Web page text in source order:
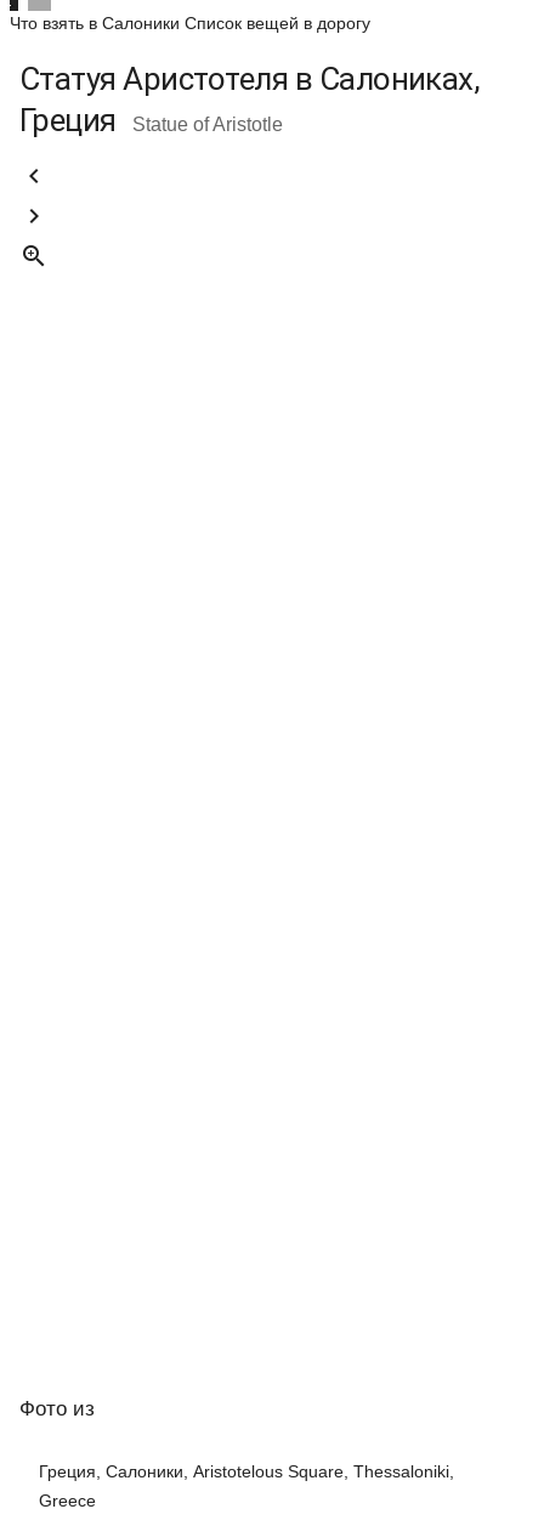
Что взять в Салоники Список вещей в дорогу
Статуя Аристотеля в Салониках,
Греция
Statue of Aristotle



Фото из
Греция, Салоники, Aristotelous Square, Thessaloniki,
Greece